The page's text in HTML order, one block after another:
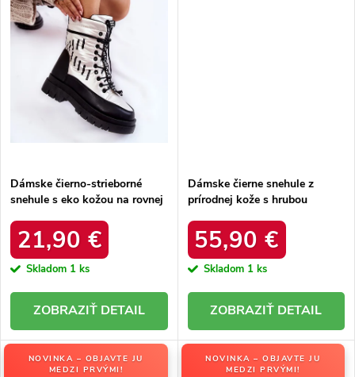
Dámske čierno-strieborné
snehule s eko kožou na rovnej
34586 SREBRNY
21,90 €
Skladom 1 ks
DETAIL
Dámske čierne snehule z
prírodnej kože s hrubou
produktu OO274A206
55,90 €
Skladom 1 ks
DETAIL
NOVINKA – OBJAVTE JU
MEDZI PRVÝMI!
NOVINKA – OBJAVTE JU
MEDZI PRVÝMI!